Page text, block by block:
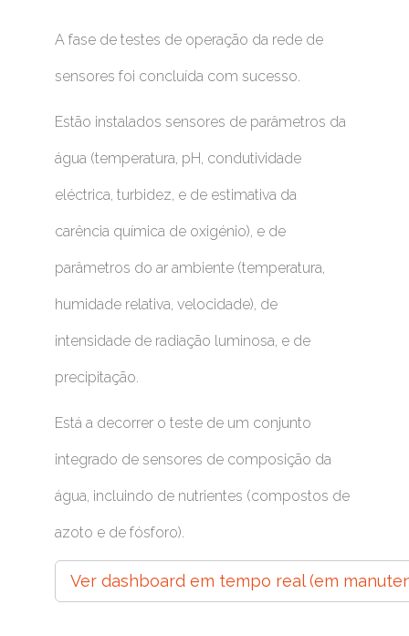
A fase de testes de operação da rede de
sensores foi concluída com sucesso.
Estão instalados sensores de parâmetros da
água (temperatura, pH, condutividade
eléctrica, turbidez, e de estimativa da
carência química de oxigénio), e de
parâmetros do ar ambiente (temperatura,
humidade relativa, velocidade), de
intensidade de radiação luminosa, e de
precipitação.
Está a decorrer o teste de um conjunto
integrado de sensores de composição da
água, incluindo de nutrientes (compostos de
azoto e de fósforo).
Ver dashboard em tempo real (em